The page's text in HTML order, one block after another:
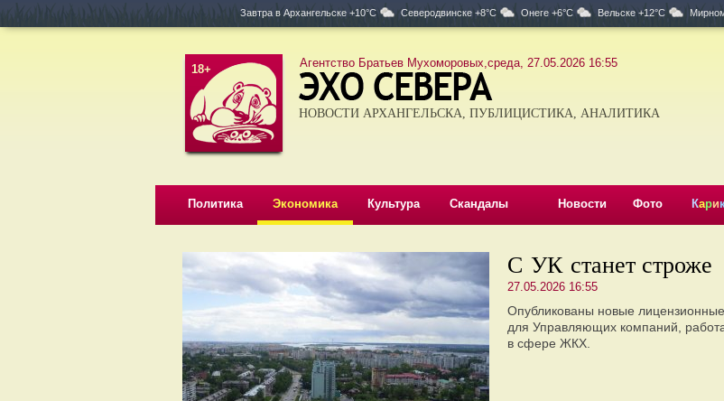
Завтра в Архангельске +10°C Северодвинске +8°C Онеге +6°C Вельске +12°C
18+ Агентство Братьев Мухоморовых,среда, 27.05.2026 16:55
НОВОСТИ АРХАНГЕЛЬСКА, ПУБЛИЦИСТИКА, АНАЛИТИКА
Политика Экономика Культура Скандалы Новости Фото Кари
С УК станет строже
27.05.2026 16:55
Опубликованы новые
для Управляющих компаний,
в сфере ЖКХ.